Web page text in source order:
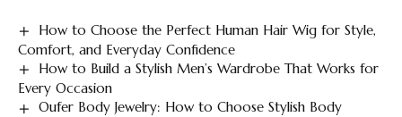
How to Choose the Perfect Human Hair Wig for Style,
Comfort, and Everyday Confidence
How to Build a Stylish Men’s Wardrobe That Works for
Every Occasion
Oufer Body Jewelry: How to Choose Stylish Body